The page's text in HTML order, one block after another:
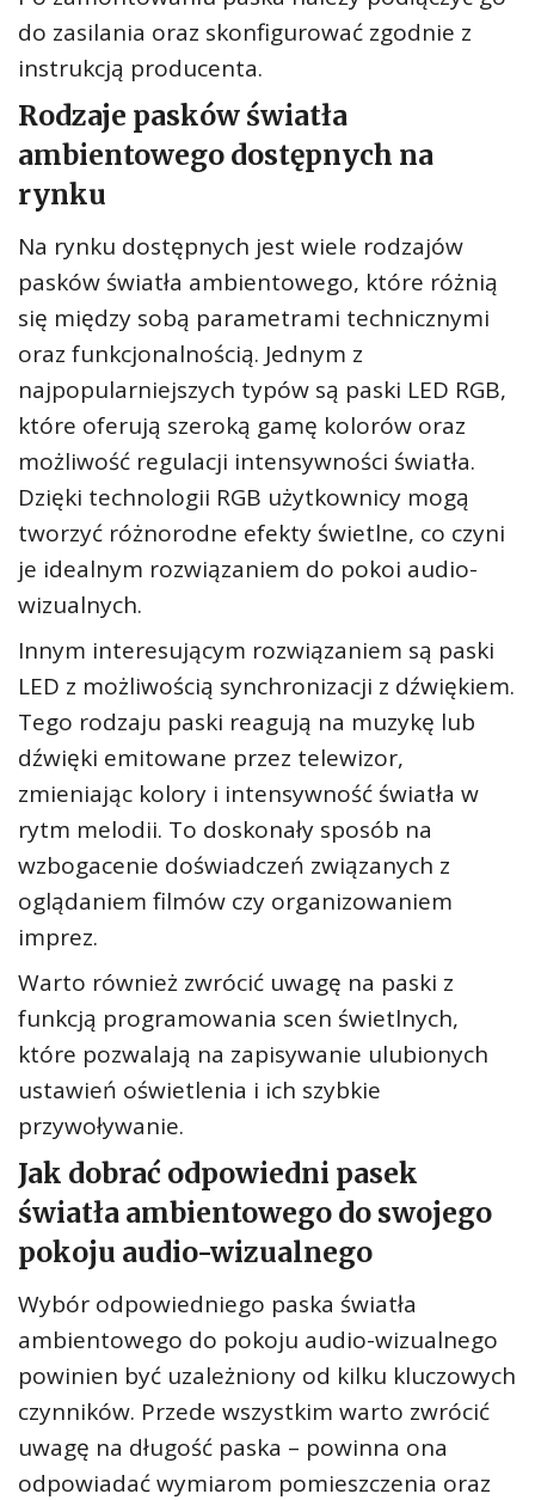
do zasilania oraz skonfigurować zgodnie z
instrukcją producenta.
Rodzaje pasków światła
ambientowego dostępnych na
rynku
Na rynku dostępnych jest wiele rodzajów
pasków światła ambientowego, które różnią
się między sobą parametrami technicznymi
oraz funkcjonalnością. Jednym z
najpopularniejszych typów są paski LED RGB,
które oferują szeroką gamę kolorów oraz
możliwość regulacji intensywności światła.
Dzięki technologii RGB użytkownicy mogą
tworzyć różnorodne efekty świetlne, co czyni
je idealnym rozwiązaniem do pokoi audio-
wizualnych.
Innym interesującym rozwiązaniem są paski
LED z możliwością synchronizacji z dźwiękiem.
Tego rodzaju paski reagują na muzykę lub
dźwięki emitowane przez telewizor,
zmieniając kolory i intensywność światła w
rytm melodii. To doskonały sposób na
wzbogacenie doświadczeń związanych z
oglądaniem filmów czy organizowaniem
imprez.
Warto również zwrócić uwagę na paski z
funkcją programowania scen świetlnych,
które pozwalają na zapisywanie ulubionych
ustawień oświetlenia i ich szybkie
przywoływanie.
Jak dobrać odpowiedni pasek
światła ambientowego do swojego
pokoju audio-wizualnego
Wybór odpowiedniego paska światła
ambientowego do pokoju audio-wizualnego
powinien być uzależniony od kilku kluczowych
czynników. Przede wszystkim warto zwrócić
uwagę na długość paska – powinna ona
odpowiadać wymiarom pomieszczenia oraz